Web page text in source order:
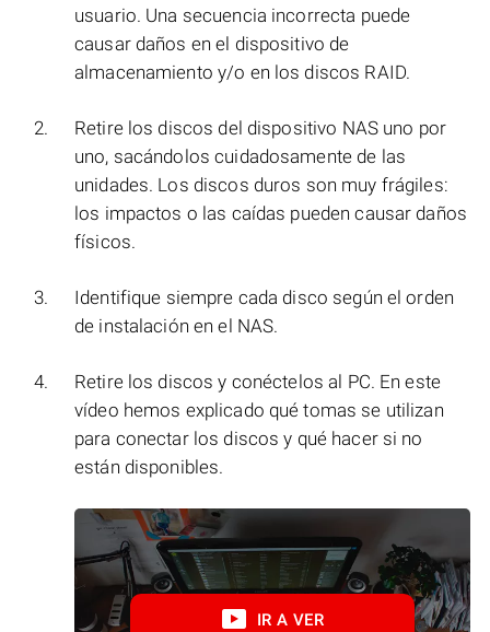
usuario. Una secuencia incorrecta puede
causar daños en el dispositivo de
almacenamiento y/o en los discos RAID.
Retire los discos del dispositivo NAS uno por
uno, sacándolos cuidadosamente de las
unidades. Los discos duros son muy frágiles:
los impactos o las caídas pueden causar daños
físicos.
Identifique siempre cada disco según el orden
de instalación en el NAS.
Retire los discos y conéctelos al PC. En este
vídeo hemos explicado qué tomas se utilizan
para conectar los discos y qué hacer si no
están disponibles.
IR A VER